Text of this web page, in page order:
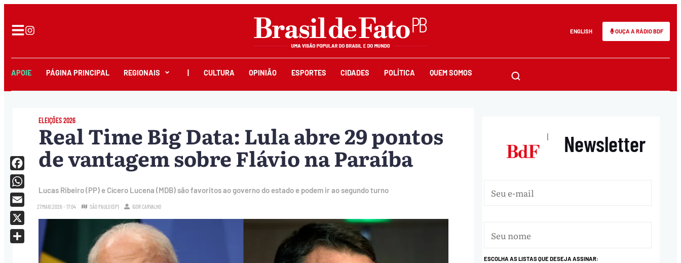
ENGLISH OUÇA A RÁDIO BDF
APOIE PÁGINA PRINCIPAL REGIONAIS CULTURA OPINIÃO ESPORTES CIDADES POLÍTICA QUEM SOMOS
ELEIÇÕES 2026
Real Time Big Data: Lula abre 29 pontos
de vantagem sobre Flávio na Paraíba
Lucas Ribeiro (PP) e Cícero Lucena (MDB) são favoritos ao governo do estado e podem ir ao segundo turno
27.MAIO.2026 - 17:04 SÃO PAULO (SP) IGOR CARVALHO
Facebook
WhatsApp
Email
X
| Newsletter
ESCOLHA AS LISTAS QUE DESEJA ASSINAR: